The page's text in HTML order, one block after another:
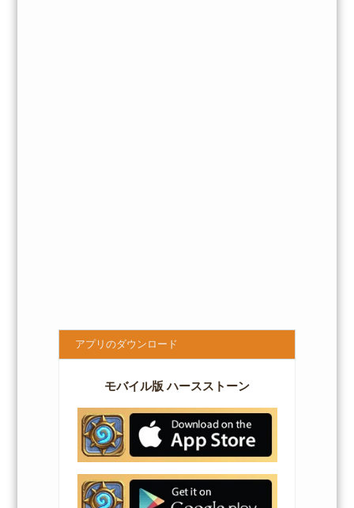
アプリのダウンロード
モバイル版 ハースストーン